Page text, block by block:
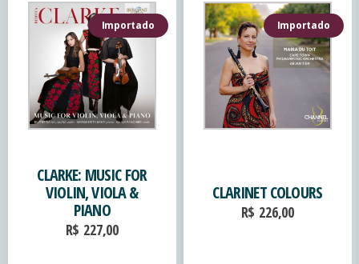
Importado
CLARKE: MUSIC FOR
VIOLIN, VIOLA &
PIANO
R$ 227,00
Importado
CLARINET COLOURS
R$ 226,00